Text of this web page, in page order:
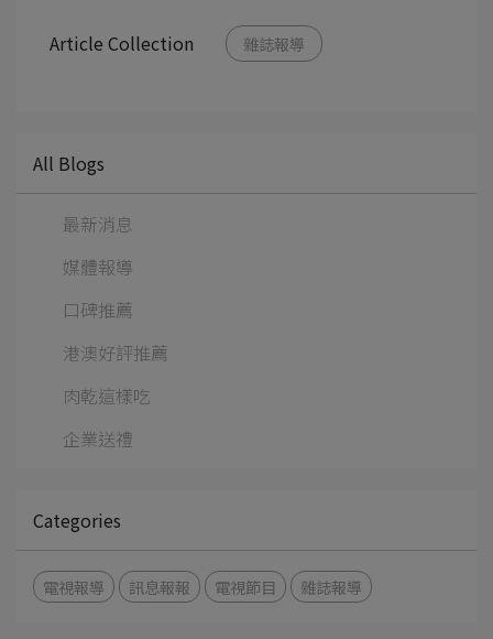
Article Collection 雜誌報導
All Blogs
最新消息
媒體報導
口碑推薦
港澳好評推薦
肉乾這樣吃
企業送禮
Categories
電視報導 訊息報報 電視節目 雜誌報導